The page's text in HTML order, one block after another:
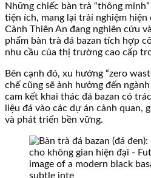
Những chiếc bàn trà “thông
tiện ích, mang lại trải nghiệm
Cảnh Thiên An đang nghiên cứu
phẩm bàn trà đá bazan tích hợp
nhu cầu của thị trường cao cấp
Bên cạnh đó, xu hướng “zero
chế cũng sẽ ảnh hưởng đến
cam kết khai thác đá bazan có
liệu đá vào các dự án cảnh quan,
và phát triển bền vững.